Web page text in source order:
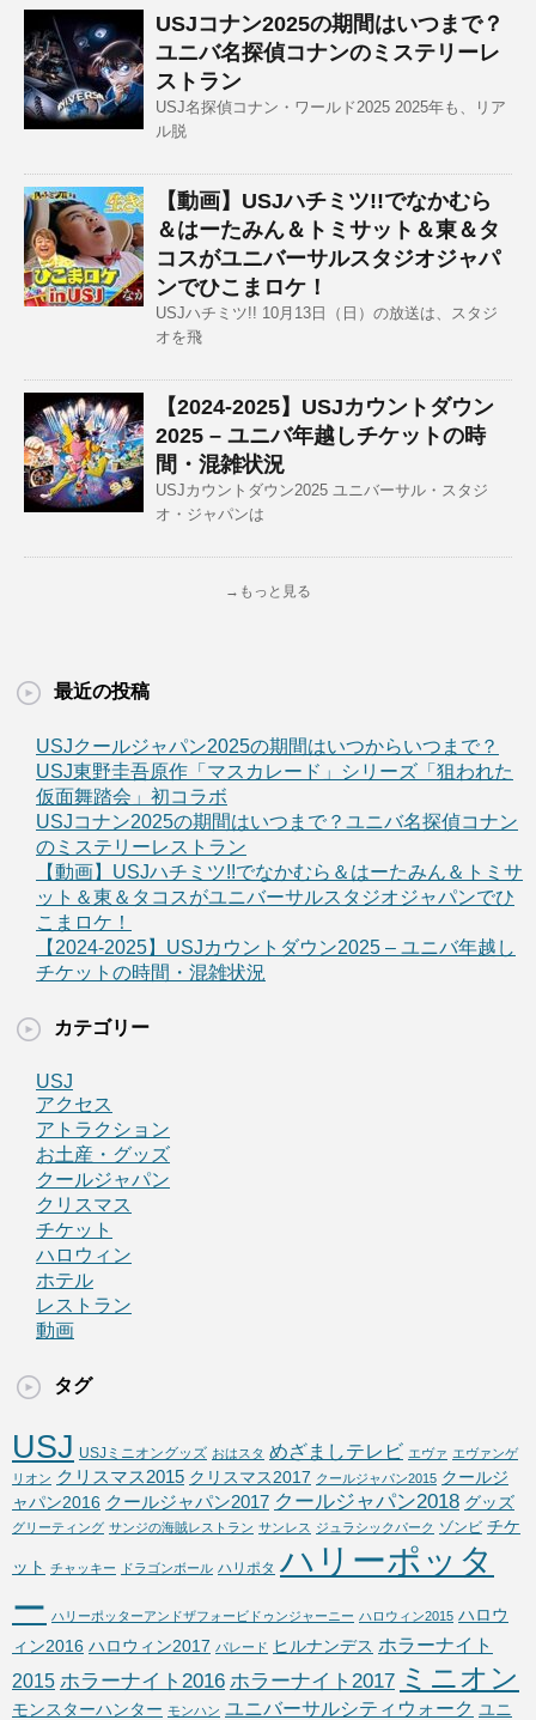
USJコナン2025の期間はいつまで？
ユニバ名探偵コナンのミステリーレ
ストラン
USJ名探偵コナン・ワールド2025 2025年も、リア
ル脱
【動画】USJハチミツ!!でなかむら
＆はーたみん＆トミサット＆東＆タ
コスがユニバーサルスタジオジャパ
ンでひこまロケ！
USJハチミツ!! 10月13日（日）の放送は、スタジ
オを飛
【2024-2025】USJカウントダウン
2025 – ユニバ年越しチケットの時
間・混雑状況
USJカウントダウン2025 ユニバーサル・スタジ
オ・ジャパンは
→もっと見る
最近の投稿
USJクールジャパン2025の期間はいつからいつまで？
USJ東野圭吾原作「マスカレード」シリーズ「狙われた
仮面舞踏会」初コラボ
USJコナン2025の期間はいつまで？ユニバ名探偵コナン
のミステリーレストラン
【動画】USJハチミツ!!でなかむら＆はーたみん＆トミサ
ット＆東＆タコスがユニバーサルスタジオジャパンでひ
こまロケ！
【2024-2025】USJカウントダウン2025 – ユニバ年越し
チケットの時間・混雑状況
カテゴリー
USJ
アクセス
アトラクション
お土産・グッズ
クールジャパン
クリスマス
チケット
ハロウィン
ホテル
レストラン
動画
タグ
USJ USJミニオングッズ おはスタ めざましテレビ エヴァ エヴァンゲ
リオン クリスマス2015 クリスマス2017 クールジャパン2015 クールジ
ャパン2016 クールジャパン2017 クールジャパン2018 グッズ
グリーティング サンジの海賊レストラン サンレス ジュラシックパーク ゾンビ チケ
ット チャッキー ドラゴンボール ハリポタ ハリーポッタ
ー ハリーポッターアンドザフォービドゥンジャーニー ハロウィン2015 ハロウ
ィン2016 ハロウィン2017 パレード ヒルナンデス ホラーナイト
2015 ホラーナイト2016 ホラーナイト2017 ミニオン
モンスターハンター モンハン ユニバーサルシティウォーク ユニ